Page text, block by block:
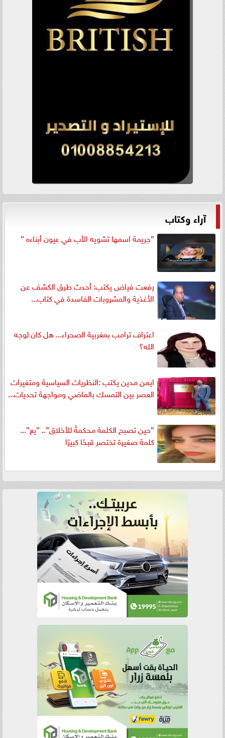
آراء وكتاب
”جريمة اسمها تشويه الأب في عيون أبناءه ”
رفعت فياض يكتب: أحدث طرق الكشف عن
الأغذية والمشروبات الفاسدة في كتاب...
اعتراف ترامب بمغربية الصحراء... هل كان لوجه
الله؟
ايمن مدين يكتب :النظريات السياسية ومتغيرات
العصر بين التمسك بالماضي ومواجهة تحديات...
”حين تصبح الكلمة محكمةً للأخلاق”.. ”يع”...
كلمة صغيرة تختصر قبحًا كبيرًا